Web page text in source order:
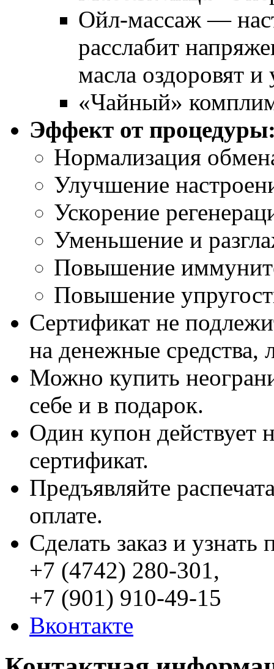
Ойл-массаж —
расслабит
масла оздоровят и
«Чайный»
Эффект от
Нормализация
Улучшение
Ускорение
Уменьшение и
Повышение
Повышение
Сертификат не
на денежные средства,
Можно купить
себе и в подарок.
Один купон действует
сертификат.
Предъявляйте
оплате.
Сделать заказ и
+7 (4742) 280-301,
+7 (901) 910-49-15
Вконтакте